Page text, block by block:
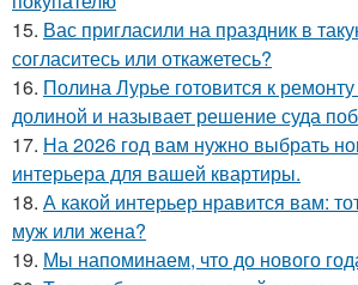
15. Вас пригласили на праздник в
согласитесь или откажетесь?
16. Полина Лурье готовится к
долиной и называет решение суда
17. На 2026 год вам нужно выбрать
интерьера для вашей квартиры.
18. А какой интерьер нравится вам:
муж или жена?
19. Мы напоминаем, что до нового